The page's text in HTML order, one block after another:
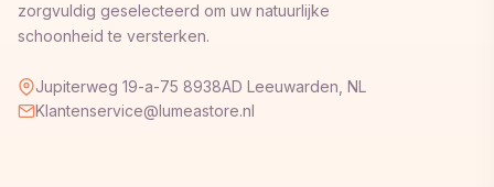
zorgvuldig geselecteerd om uw natuurlijke
schoonheid te versterken.
Jupiterweg 19-a-75 8938AD Leeuwarden, NL
Klantenservice@lumeastore.nl